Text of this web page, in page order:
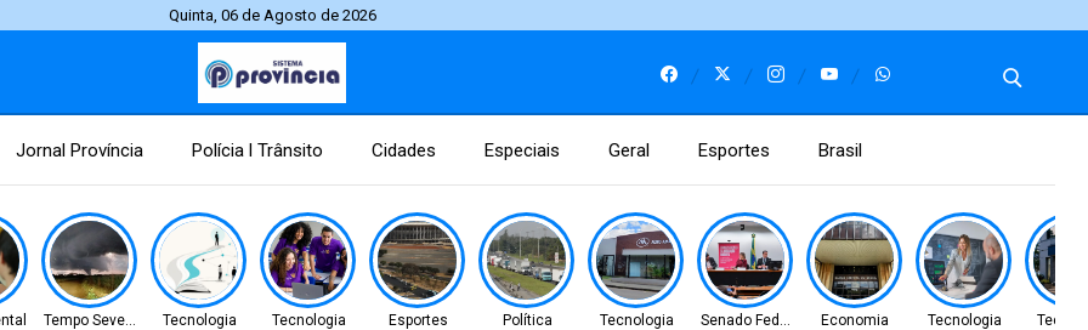
Quinta, 06 de Agosto de 2026
Jornal Província Polícia l Trânsito Cidades Especiais Geral Esportes Brasil
Tempo Severo Tecnologia Tecnologia Esportes Política Tecnologia Senado Federal Economia Tecnologia